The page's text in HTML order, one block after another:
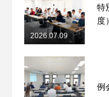
活動実績一覧
お知らせ お問い合わせ
特
度）
2026.07.09
例